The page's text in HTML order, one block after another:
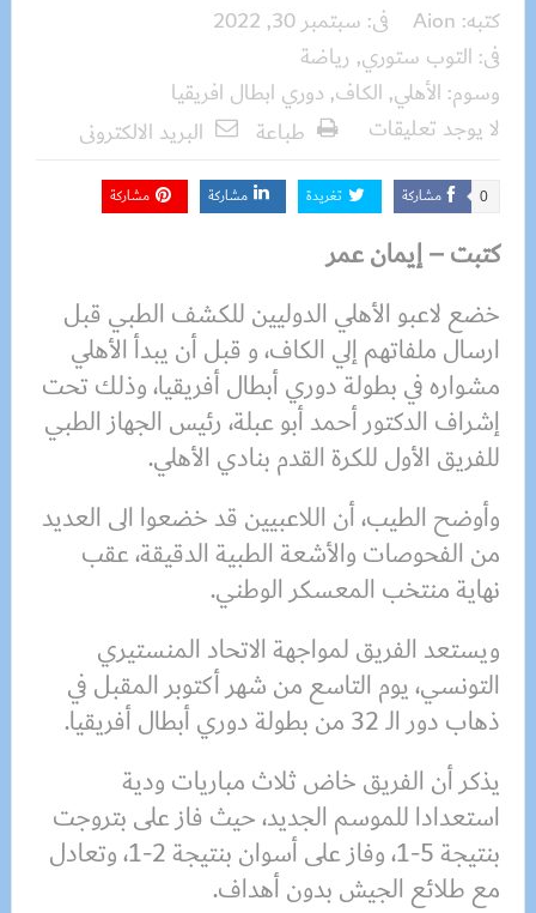
كتبه: Aion فى: سبتمبر 30, 2022
فى: التوب ستوري, رياضة
وسوم: الأهلي, الكاف, دوري ابطال افريقيا
لا يوجد تعليقات
طباعة البريد الالكترونى
مشاركة 0 تغريدة مشاركة مشاركة
كتبت – إيمان عمر
خضع لاعبو الأهلي الدوليين للكشف الطبي قبل
ارسال ملفاتهم إلي الكاف، و قبل أن يبدأ الأهلي
مشواره في بطولة دوري أبطال أفريقيا، وذلك تحت
إشراف الدكتور أحمد أبو عبلة، رئيس الجهاز الطبي
للفريق الأول للكرة القدم بنادي الأهلي.
وأوضح الطيب، أن اللاعبيين قد خضعوا الى العديد
من الفحوصات والأشعة الطبية الدقيقة، عقب
نهاية منتخب المعسكر الوطني.
ويستعد الفريق لمواجهة الاتحاد المنستيري
التونسي، يوم التاسع من شهر أكتوبر المقبل في
ذهاب دور الـ 32 من بطولة دوري أبطال أفريقيا.
يذكر أن الفريق خاض ثلاث مباريات ودية
استعدادا للموسم الجديد، حيث فاز على بتروجت
بنتيجة 5-1، وفاز على أسوان بنتيجة 2-1، وتعادل
مع طلائع الجيش بدون أهداف.